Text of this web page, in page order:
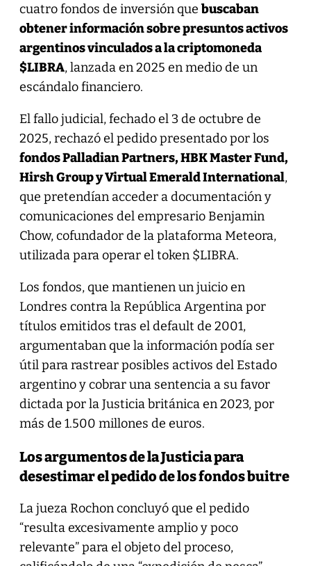
cuatro fondos de inversión que buscaban
obtener información sobre presuntos activos
argentinos vinculados a la criptomoneda
$LIBRA, lanzada en 2025 en medio de un
escándalo financiero.
El fallo judicial, fechado el 3 de octubre de
2025, rechazó el pedido presentado por los
fondos Palladian Partners, HBK Master Fund,
Hirsh Group y Virtual Emerald International,
que pretendían acceder a documentación y
comunicaciones del empresario Benjamin
Chow, cofundador de la plataforma Meteora,
utilizada para operar el token $LIBRA.
Los fondos, que mantienen un juicio en
Londres contra la República Argentina por
títulos emitidos tras el default de 2001,
argumentaban que la información podía ser
útil para rastrear posibles activos del Estado
argentino y cobrar una sentencia a su favor
dictada por la Justicia británica en 2023, por
más de 1.500 millones de euros.
Los argumentos de la Justicia para
desestimar el pedido de los fondos buitre
La jueza Rochon concluyó que el pedido
“resulta excesivamente amplio y poco
relevante” para el objeto del proceso,